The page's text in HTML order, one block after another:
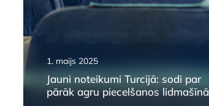
1. maijs 2025
Jauni noteikumi Turcijā: sodi par
pārāk agru piecelšanos lidmašīnā